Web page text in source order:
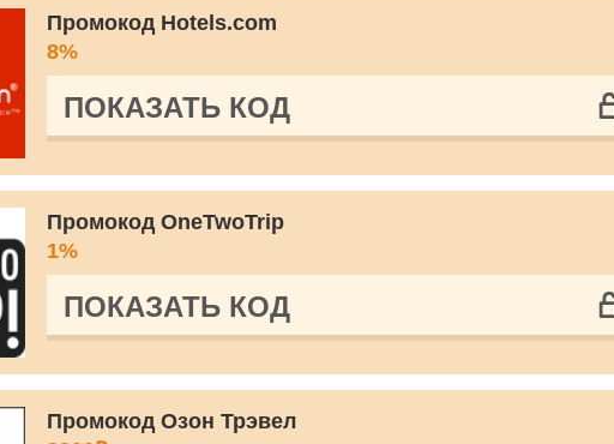
Промокод Hotels.com
8%
ПОКАЗАТЬ КОД
Промокод OneTwoTrip
1%
ПОКАЗАТЬ КОД
Промокод Озон Трэвел